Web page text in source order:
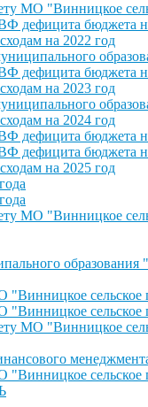
МО "Винницкое
дефицита бюджета
на 2022 год
дефицита бюджета
на 2023 год
на 2024 год
дефицита бюджета
дефицита бюджета
на 2025 год
МО "Винницкое
образования
сельское
сельское
МО "Винницкое
сельское